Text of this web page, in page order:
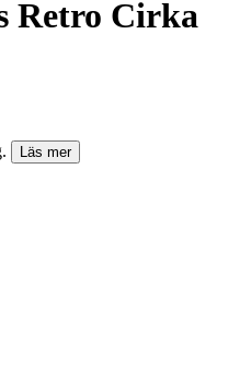
Retro Cirka
Läs mer